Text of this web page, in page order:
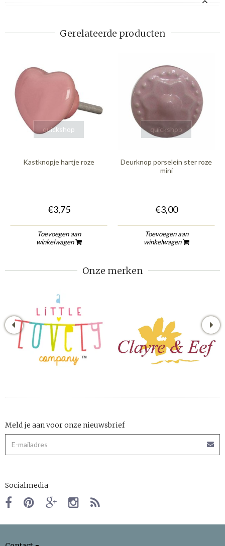
Gerelateerde producten
quickshop
Kastknopje hartje roze
€3,75
Toevoegen aan
winkelwagen
quickshop
Deurknop porselein ster roze
mini
€3,00
Toevoegen aan
winkelwagen
Onze merken
Meld je aan voor onze nieuwsbrief
Socialmedia